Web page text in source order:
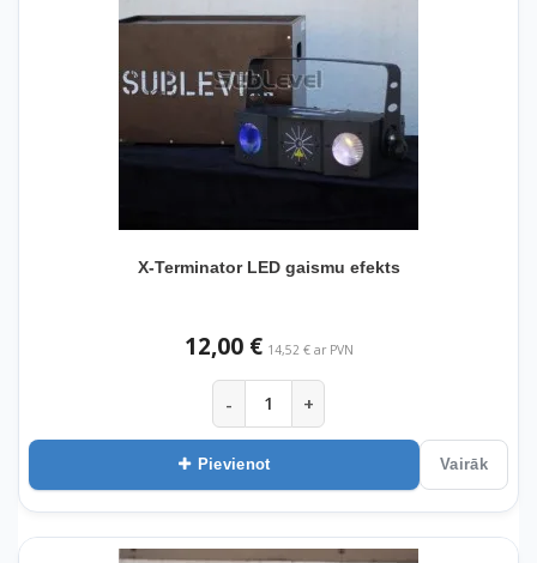
X-Terminator LED gaismu efekts
12,00 € 14,52 € ar PVN
- +
Pievienot Vairāk